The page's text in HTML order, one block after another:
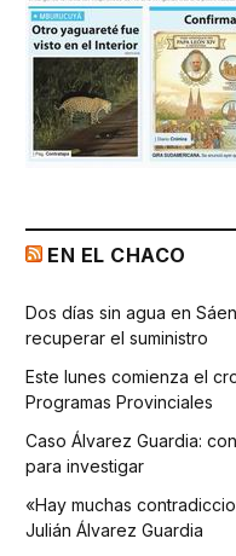
EN EL CHACO
Dos días sin agua en
recuperar el suministro
Este lunes comienza el
Programas Provinciales
Caso Álvarez Guardia:
para investigar
«Hay muchas
Julián Álvarez Guardia